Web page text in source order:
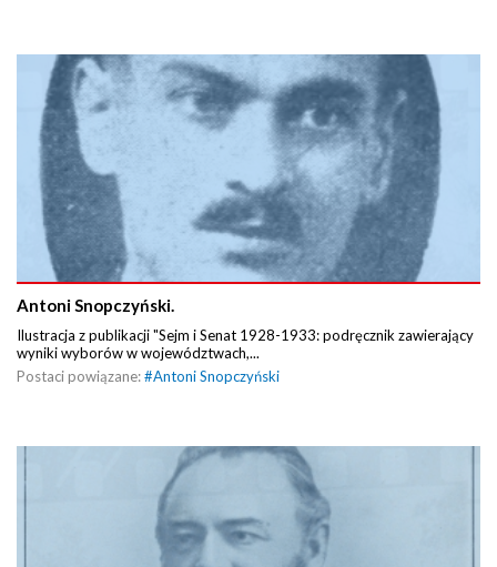
Antoni Snopczyński.
Ilustracja z publikacji "Sejm i Senat 1928-1933: podręcznik zawierający
wyniki wyborów w województwach,...
Postaci powiązane:#Antoni Snopczyński